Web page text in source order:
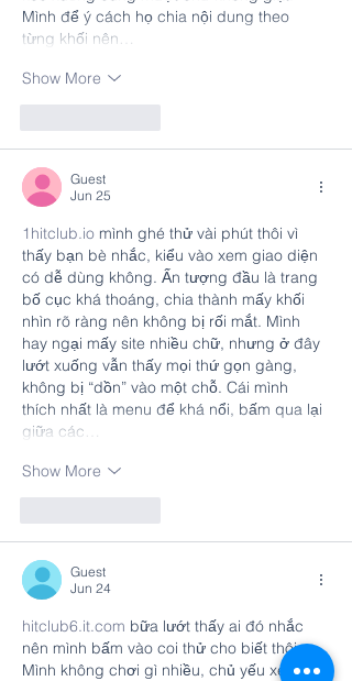
Mình để ý cách họ chia nội dung theo
từng khối nên…
Show More
Guest
Jun 25
1hitclub.io mình ghé thử vài phút thôi vì
thấy bạn bè nhắc, kiểu vào xem giao diện
có dễ dùng không. Ấn tượng đầu là trang
bố cục khá thoáng, chia thành mấy khối
nhìn rõ ràng nên không bị rối mắt. Mình
hay ngại mấy site nhiều chữ, nhưng ở đây
lướt xuống vẫn thấy mọi thứ gọn gàng,
không bị “dồn” vào một chỗ. Cái mình
thích nhất là menu để khá nổi, bấm qua lại
giữa các…
Show More
Guest
Jun 24
hitclub6.it.com bữa lướt thấy ai đó nhắc
nên mình bấm vào coi thử cho biết thôi.
Mình không chơi gì nhiều, chủ yếu xem